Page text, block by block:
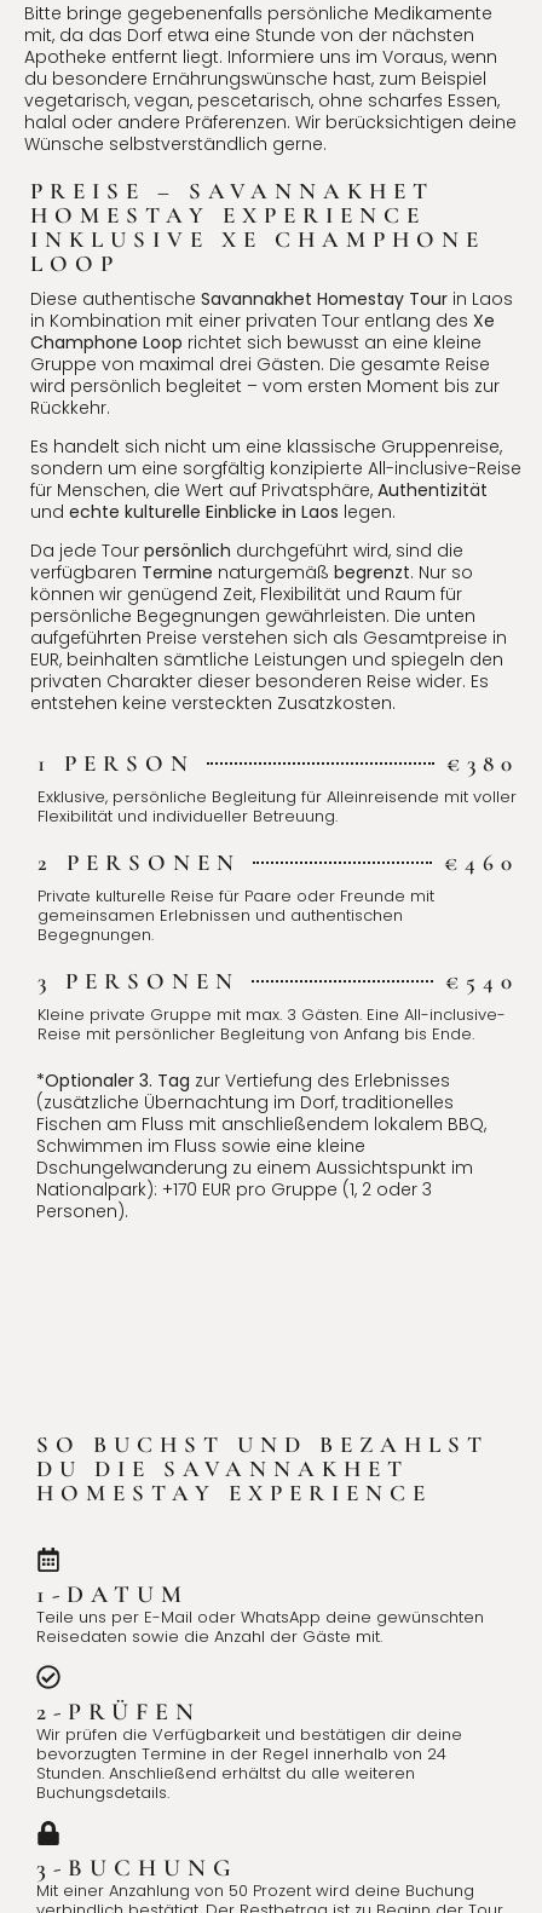
Bitte bringe gegebenenfalls persönliche Medikamente
mit, da das Dorf etwa eine Stunde von der nächsten
Apotheke entfernt liegt. Informiere uns im Voraus, wenn
du besondere Ernährungswünsche hast, zum Beispiel
vegetarisch, vegan, pescetarisch, ohne scharfes Essen,
halal oder andere Präferenzen. Wir berücksichtigen deine
Wünsche selbstverständlich gerne.
PREISE – SAVANNAKHET
HOMESTAY EXPERIENCE
INKLUSIVE XE CHAMPHONE
LOOP
Diese authentische Savannakhet Homestay Tour in Laos
in Kombination mit einer privaten Tour entlang des Xe
Champhone Loop richtet sich bewusst an eine kleine
Gruppe von maximal drei Gästen. Die gesamte Reise
wird persönlich begleitet – vom ersten Moment bis zur
Rückkehr.
Es handelt sich nicht um eine klassische Gruppenreise,
sondern um eine sorgfältig konzipierte All-inclusive-Reise
für Menschen, die Wert auf Privatsphäre, Authentizität
und echte kulturelle Einblicke in Laos legen.
Da jede Tour persönlich durchgeführt wird, sind die
verfügbaren Termine naturgemäß begrenzt. Nur so
können wir genügend Zeit, Flexibilität und Raum für
persönliche Begegnungen gewährleisten. Die unten
aufgeführten Preise verstehen sich als Gesamtpreise in
EUR, beinhalten sämtliche Leistungen und spiegeln den
privaten Charakter dieser besonderen Reise wider. Es
entstehen keine versteckten Zusatzkosten.
1 PERSON €380
Exklusive, persönliche Begleitung für Alleinreisende mit voller
Flexibilität und individueller Betreuung.
2 PERSONEN €460
Private kulturelle Reise für Paare oder Freunde mit
gemeinsamen Erlebnissen und authentischen
Begegnungen.
3 PERSONEN €540
Kleine private Gruppe mit max. 3 Gästen. Eine All-inclusive-
Reise mit persönlicher Begleitung von Anfang bis Ende.
*Optionaler 3. Tag zur Vertiefung des Erlebnisses
(zusätzliche Übernachtung im Dorf, traditionelles
Fischen am Fluss mit anschließendem lokalem BBQ,
Schwimmen im Fluss sowie eine kleine
Dschungelwanderung zu einem Aussichtspunkt im
Nationalpark): +170 EUR pro Gruppe (1, 2 oder 3
Personen).
SO BUCHST UND BEZAHLST
DU DIE SAVANNAKHET
HOMESTAY EXPERIENCE
1-DATUM
Teile uns per E-Mail oder WhatsApp deine gewünschten
Reisedaten sowie die Anzahl der Gäste mit.
2-PRÜFEN
Wir prüfen die Verfügbarkeit und bestätigen dir deine
bevorzugten Termine in der Regel innerhalb von 24
Stunden. Anschließend erhältst du alle weiteren
Buchungsdetails.
3-BUCHUNG
Mit einer Anzahlung von 50 Prozent wird deine Buchung